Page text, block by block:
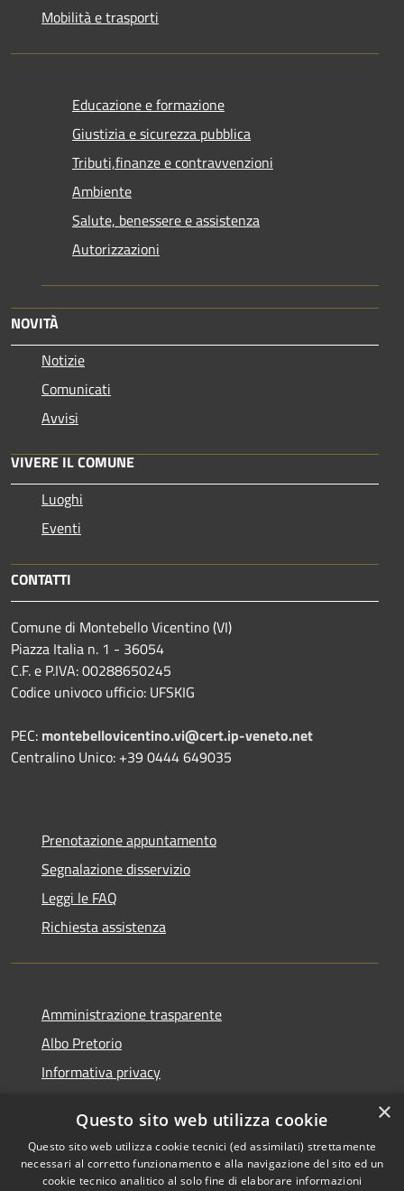
Mobilità e trasporti
Educazione e formazione
Giustizia e sicurezza pubblica
Tributi,finanze e contravvenzioni
Ambiente
Salute, benessere e assistenza
Autorizzazioni
NOVITÀ
Notizie
Comunicati
Avvisi
VIVERE IL COMUNE
Luoghi
Eventi
CONTATTI
Comune di Montebello Vicentino (VI)
Piazza Italia n. 1 - 36054
C.F. e P.IVA: 00288650245
Codice univoco ufficio: UFSKIG
PEC: montebellovicentino.vi@cert.ip-veneto.net
Centralino Unico: +39 0444 649035
Prenotazione appuntamento
Segnalazione disservizio
Leggi le FAQ
Richiesta assistenza
Amministrazione trasparente
Albo Pretorio
Informativa privacy
Dichiarazione di accessibilità
×
Questo sito web utilizza cookie
Questo sito web utilizza cookie tecnici (ed assimilati) strettamente
necessari al corretto funzionamento e alla navigazione del sito ed un
cookie tecnico analitico al solo fine di elaborare informazioni